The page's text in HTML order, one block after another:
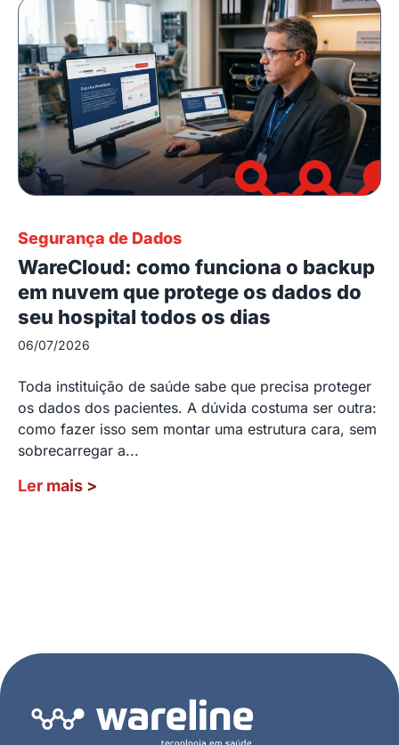
Segurança de Dados
WareCloud: como funciona o backup
em nuvem que protege os dados do
seu hospital todos os dias
06/07/2026
Toda instituição de saúde sabe que precisa proteger
os dados dos pacientes. A dúvida costuma ser outra:
como fazer isso sem montar uma estrutura cara, sem
sobrecarregar a...
Ler mais >